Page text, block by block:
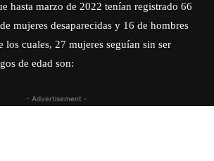
hasta marzo de 2022 tenían registrado 66
mujeres desaparecidas y 16 de hombres
los cuales, 27 mujeres seguían sin ser
de edad son:
- Advertisement -